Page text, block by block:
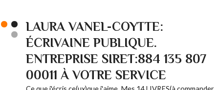
LAURA VANEL-COYTTE:
ÉCRIVAINE PUBLIQUE.
ENTREPRISE SIRET:884 135 807
00011 À VOTRE SERVICE